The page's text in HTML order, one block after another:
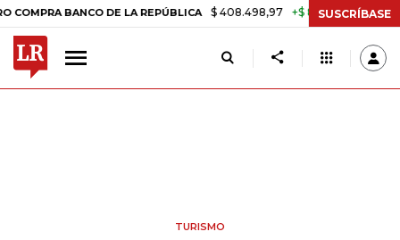
BANCO DE LA REPÚBLICA $ 408.498,97 +$ 8.753,81 +2,19%
SUSCRÍBASE
TURISMO